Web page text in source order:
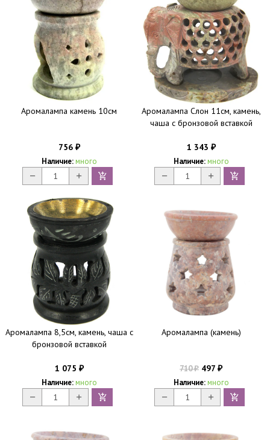
Аромалампа камень 10см
756 ₽
Наличие: много
Аромалампа Слон 11см, камень,
чаша с бронзовой вставкой
1 343 ₽
Наличие: много
Аромалампа 8,5см, камень, чаша с
бронзовой вставкой
1 075 ₽
Наличие: много
Аромалампа (камень)
710₽ 497 ₽
Наличие: много